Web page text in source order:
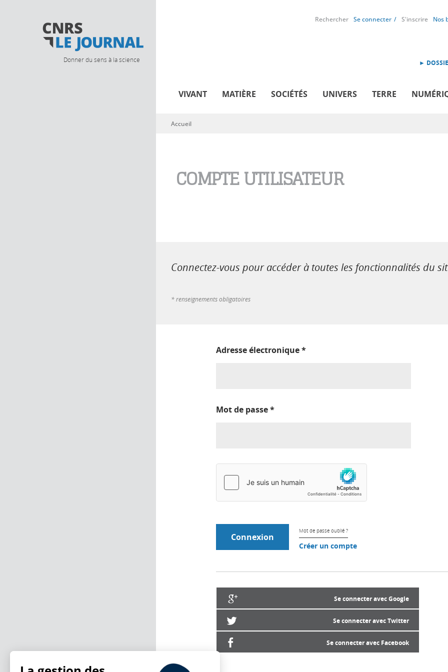
Donner du sens à la science
Rechercher Se connecter S'inscrire Nos
►
VIVANT MATIÈRE SOCIÉTÉS UNIVERS TERRE
Vous êtes ici
Accueil
COMPTE UTILISATEUR
Connectez-vous pour accéder à toutes les fonctionnalités du
* renseignements obligatoires
Adresse électronique*
Mot de passe*
Mot de passe oublié ?
Créer un compte
Se connecter avec Google
Se connecter avec Twitter
Se connecter avec Facebook